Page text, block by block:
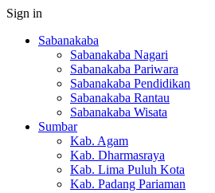
Sign in
Sabanakaba
Sabanakaba Nagari
Sabanakaba Pariwara
Sabanakaba Pendidikan
Sabanakaba Rantau
Sabanakaba Wisata
Sumbar
Kab. Agam
Kab. Dharmasraya
Kab. Lima Puluh Kota
Kab. Padang Pariaman